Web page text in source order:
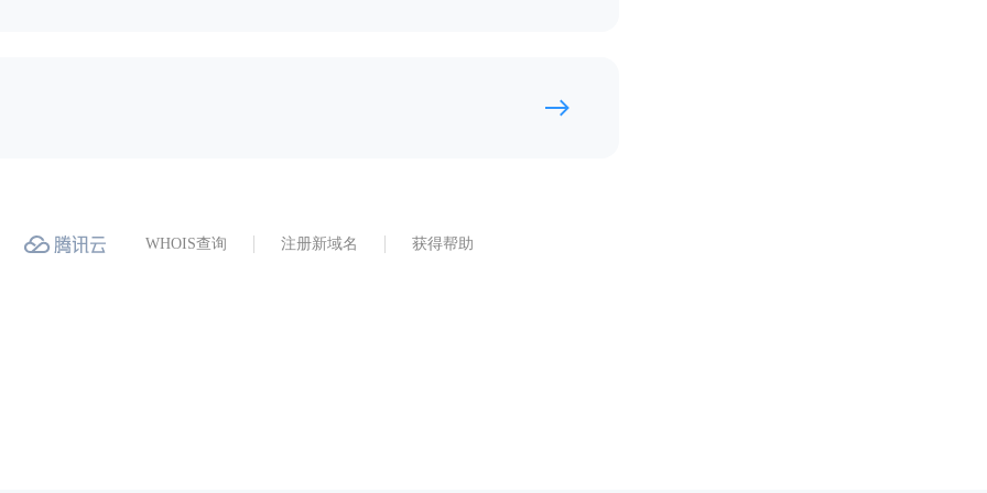
WHOIS查询 注册新域名 获得帮助